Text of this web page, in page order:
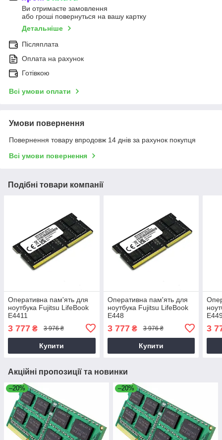
Ви отримаєте замовлення
або гроші повернуться на вашу картку
Детальніше
Післяплата
Оплата на рахунок
Готівкою
Всі умови оплати
Умови повернення
Повернення товару впродовж 14 днів за рахунок покупця
Всі умови повернення
Подібні товари компанії
Оперативна пам'ять для
ноутбука Fujitsu LifeBook
E4411
3 777 ₴ 3 976 ₴
Купити
Оперативна пам'ять для
ноутбука Fujitsu LifeBook
E448
3 777₴ 3 976 ₴
Купити
3
Акційні пропозиції та новинки
–20% –20%